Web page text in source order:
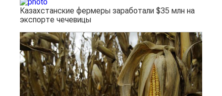
Казахстанские фермеры заработали $35 млн на
экспорте чечевицы